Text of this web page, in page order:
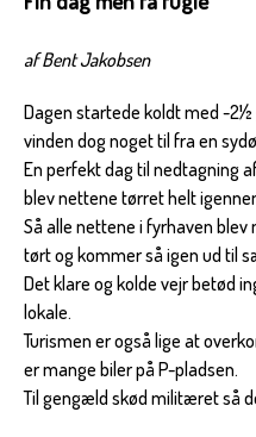
af Bent Jakobsen
Dagen startede koldt med -
vinden dog noget til fra en
En perfekt dag til nedtagning
blev nettene tørret helt
Så alle nettene i fyrhaven
tørt og kommer så igen ud til
Det klare og kolde vejr betød
lokale.
Turismen er også lige at
er mange biler på P-pladsen.
Til gengæld skød militæret så